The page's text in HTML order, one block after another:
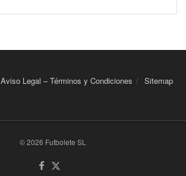
Aviso Legal – Términos y Condiciones Sitemap
© 2026 Futbolete SL